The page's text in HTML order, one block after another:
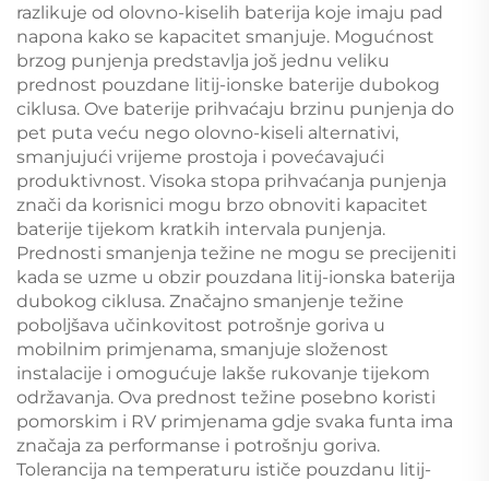
razlikuje od olovno-kiselih baterija koje imaju pad
napona kako se kapacitet smanjuje. Mogućnost
brzog punjenja predstavlja još jednu veliku
prednost pouzdane litij-ionske baterije dubokog
ciklusa. Ove baterije prihvaćaju brzinu punjenja do
pet puta veću nego olovno-kiseli alternativi,
smanjujući vrijeme prostoja i povećavajući
produktivnost. Visoka stopa prihvaćanja punjenja
znači da korisnici mogu brzo obnoviti kapacitet
baterije tijekom kratkih intervala punjenja.
Prednosti smanjenja težine ne mogu se precijeniti
kada se uzme u obzir pouzdana litij-ionska baterija
dubokog ciklusa. Značajno smanjenje težine
poboljšava učinkovitost potrošnje goriva u
mobilnim primjenama, smanjuje složenost
instalacije i omogućuje lakše rukovanje tijekom
održavanja. Ova prednost težine posebno koristi
pomorskim i RV primjenama gdje svaka funta ima
značaja za performanse i potrošnju goriva.
Tolerancija na temperaturu ističe pouzdanu litij-